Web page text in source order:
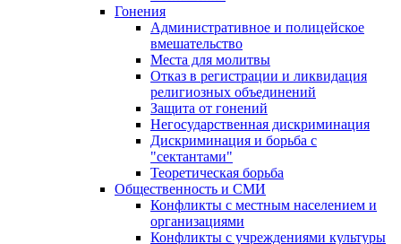
Гонения
Административное и полицейское
вмешательство
Места для молитвы
Отказ в регистрации и ликвидация
религиозных объединений
Защита от гонений
Негосударственная дискриминация
Дискриминация и борьба с
"сектантами"
Теоретическая борьба
Общественность и СМИ
Конфликты с местным населением и
организациями
Конфликты с учреждениями культуры